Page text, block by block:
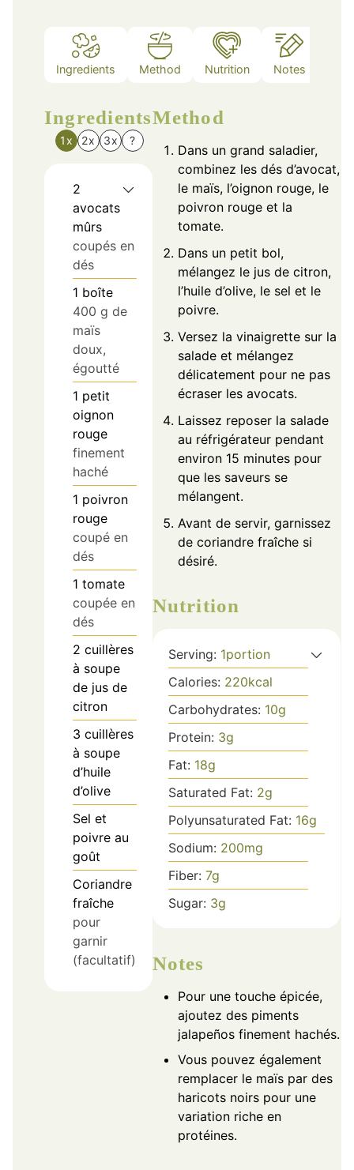
Ingredients Method Nutrition Notes
Ingredients
1x 2x 3x ?
2
avocats
mûrs
coupés en
dés
1 boîte
400 g de
maïs
doux,
égoutté
1 petit
oignon
rouge
finement
haché
1 poivron
rouge
coupé en
dés
1 tomate
coupée en
dés
2 cuillères
à soupe
de jus de
citron
3 cuillères
à soupe
d’huile
d’olive
Sel et
poivre au
goût
Coriandre
fraîche
pour
garnir
(facultatif)
Method
Dans un grand saladier,
combinez les dés d’avocat,
le maïs, l’oignon rouge, le
poivron rouge et la
tomate.
Dans un petit bol,
mélangez le jus de citron,
l’huile d’olive, le sel et le
poivre.
Versez la vinaigrette sur la
salade et mélangez
délicatement pour ne pas
écraser les avocats.
Laissez reposer la salade
au réfrigérateur pendant
environ 15 minutes pour
que les saveurs se
mélangent.
Avant de servir, garnissez
de coriandre fraîche si
désiré.
Nutrition
Serving: 1portion
Calories: 220kcal
Carbohydrates: 10g
Protein: 3g
Fat: 18g
Saturated Fat: 2g
Polyunsaturated Fat: 16g
Sodium: 200mg
Fiber: 7g
Sugar: 3g
Notes
Pour une touche épicée,
ajoutez des piments
jalapeños finement hachés.
Vous pouvez également
remplacer le maïs par des
haricots noirs pour une
variation riche en
protéines.